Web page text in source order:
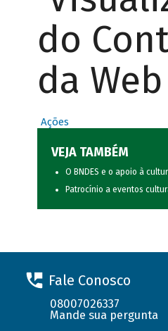
do
da Web
Ações
VEJA TAMBÉM
O BNDES e o apoio à
Patrocínio a eventos
Fale Conosco
08007026337
Mande sua pergunta